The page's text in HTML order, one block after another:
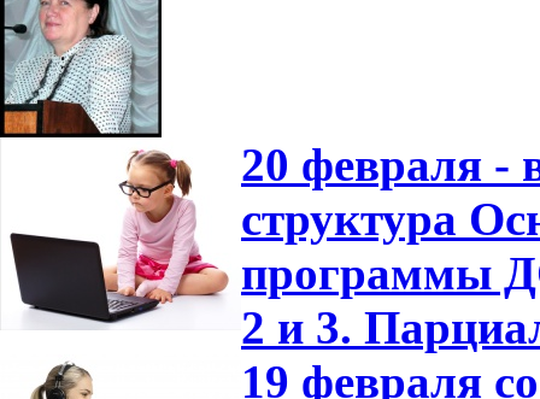
20 февраля -
структура
программы
2 и 3.
19 февраля